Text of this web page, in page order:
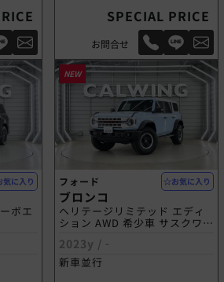
SPECIAL PRICE
お問合せ
気に入り
ボエ
NEW
お気に入り
フォード
ブロンコ
ヘリテージリミテッド エディ
ション AWD 希少車 サスクワッ
2023y / -
新車並行